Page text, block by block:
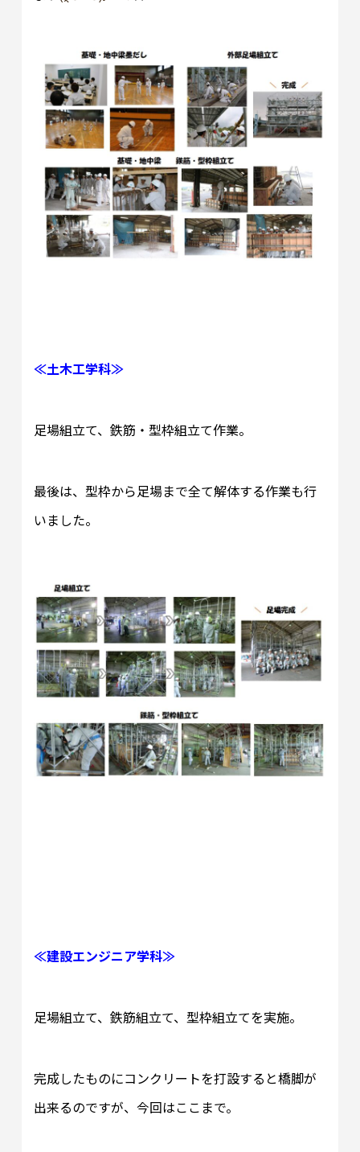
≪土木工学科≫
足場組立て、鉄筋・型枠組立て作業。
最後は、型枠から足場まで全て解体する作業も行
いました。
≪建設エンジニア学科≫
足場組立て、鉄筋組立て、型枠組立てを実施。
完成したものにコンクリートを打設すると橋脚が
出来るのですが、今回はここまで。